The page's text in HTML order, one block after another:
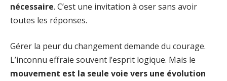
nécessaire. C’est une invitation à oser sans avoir
toutes les réponses.
Gérer la peur du changement demande du courage.
L’inconnu effraie souvent l’esprit logique. Mais le
mouvement est la seule voie vers une évolution